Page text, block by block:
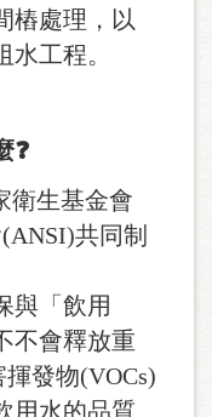
樁處理，以
工程。
❓
衛生基金會
共同制
與「飲用
不會釋放重
發物(VOCs)
用水的品質